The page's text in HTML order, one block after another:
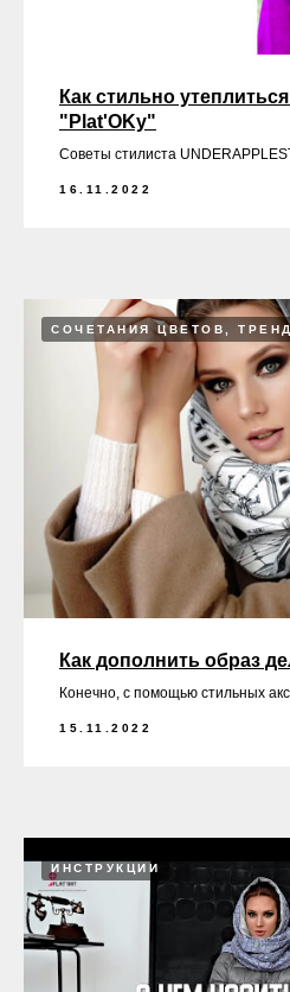
Как стильно
"Plat'OKy"
Советы стилиста
16.11.2022
СОЧЕТАНИЯ ЦВЕТОВ,
Как дополнить образ
Конечно, с помощью стильных
15.11.2022
ИНСТРУКЦИИ